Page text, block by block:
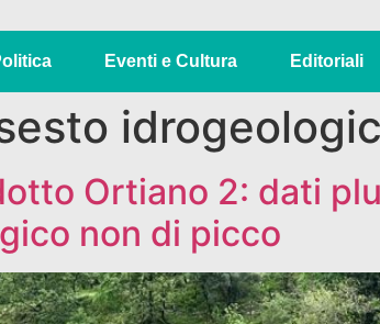
Eventi e Cultura Editoriali
Ortiano 2: dati
non di picco